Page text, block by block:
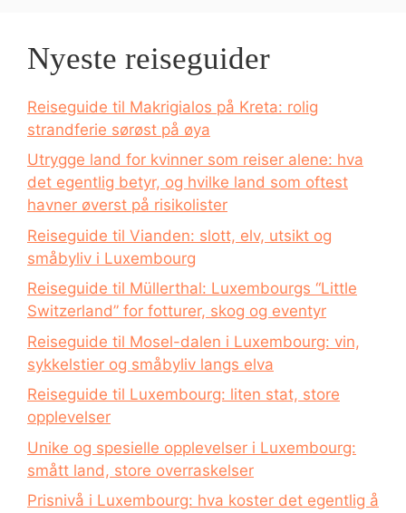
Nyeste reiseguider
Reiseguide til Makrigialos på Kreta: rolig
strandferie sørøst på øya
Utrygge land for kvinner som reiser alene: hva
det egentlig betyr, og hvilke land som oftest
havner øverst på risikolister
Reiseguide til Vianden: slott, elv, utsikt og
småbyliv i Luxembourg
Reiseguide til Müllerthal: Luxembourgs “Little
Switzerland” for fotturer, skog og eventyr
Reiseguide til Mosel-dalen i Luxembourg: vin,
sykkelstier og småbyliv langs elva
Reiseguide til Luxembourg: liten stat, store
opplevelser
Unike og spesielle opplevelser i Luxembourg:
smått land, store overraskelser
Prisnivå i Luxembourg: hva koster det egentlig å